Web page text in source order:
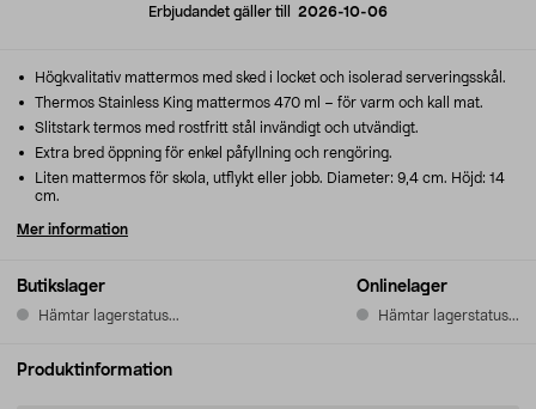
Erbjudandet gäller till 2026-10-06
Butikslager
Hämtar lagerstatus...
Onlinelager
Hämtar lagerstatus...
Högkvalitativ mattermos med sked i locket och isolerad serveringsskål.
Thermos Stainless King mattermos 470 ml – för varm och kall mat.
Slitstark termos med rostfritt stål invändigt och utvändigt.
Extra bred öppning för enkel påfyllning och rengöring.
Liten mattermos för skola, utflykt eller jobb. Diameter: 9,4 cm. Höjd: 14
cm.
Mer information
Produktinformation